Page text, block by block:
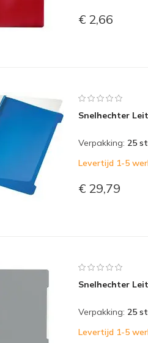
€ 2,66
Snelhechter
Verpakking: 25
Levertijd 1-5
€ 29,79
Snelhechter
Verpakking: 25
Levertijd 1-5